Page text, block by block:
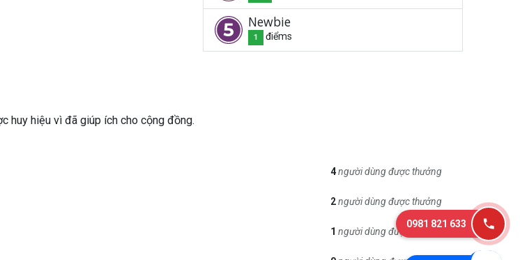
Newbie
1 điểms
huy hiệu vì đã giúp ích cho cộng đồng.
4 người dùng được thưởng
2 người dùng được thưởng
1 người dùng được thưởng
0981 821 633